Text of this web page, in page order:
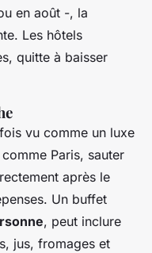
en août -, la
Les hôtels
quitte à baisser
vu comme un luxe
Paris, sauter
après le
Un buffet
, peut inclure
jus, fromages et